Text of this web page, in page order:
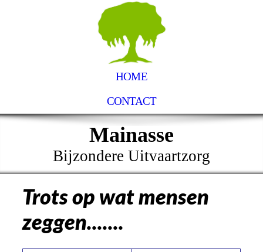
HOME
CONTACT
Mainasse
Bijzondere Uitvaartzorg
Trots op wat mensen
zeggen.......